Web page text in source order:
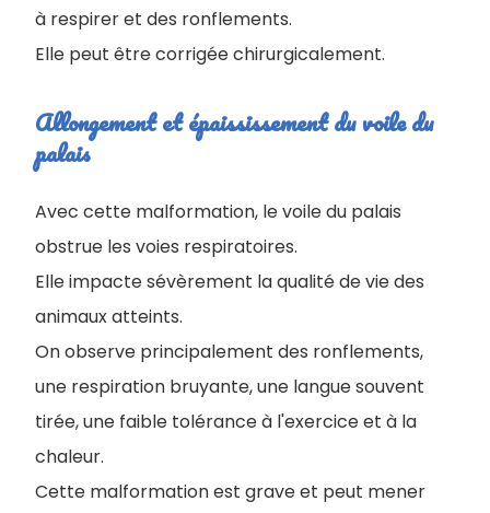
à respirer et des ronflements.
Elle peut être corrigée chirurgicalement.
Allongement et épaississement du voile du
palais
Avec cette malformation, le voile du palais
obstrue les voies respiratoires.
Elle impacte sévèrement la qualité de vie des
animaux atteints.
On observe principalement des ronflements,
une respiration bruyante, une langue souvent
tirée, une faible tolérance à l'exercice et à la
chaleur.
Cette malformation est grave et peut mener